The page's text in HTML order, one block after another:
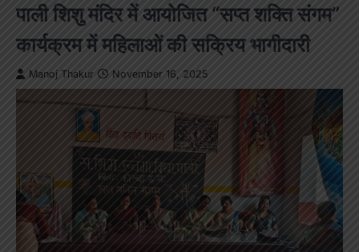
पाली शिशु मंदिर में आयोजित “सप्त शक्ति संगम”
कार्यक्रम में महिलाओं की सक्रिय भागीदारी
Manoj Thakur November 16, 2025